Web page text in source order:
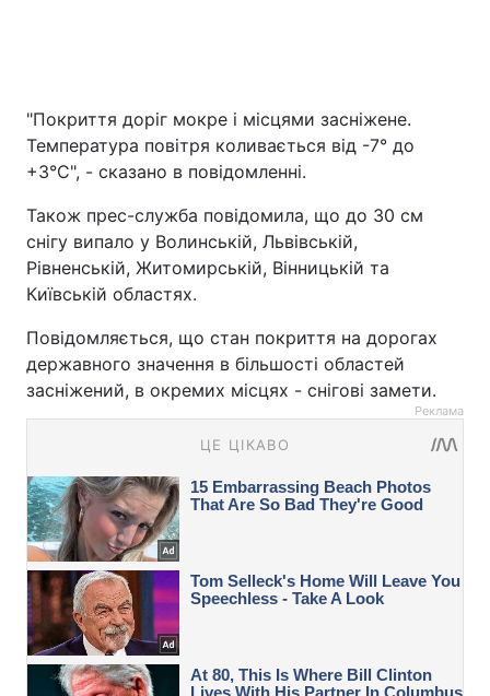
"Покриття доріг мокре і місцями засніжене.
Температура повітря коливається від -7° до
+3°С", - сказано в повідомленні.
Також прес-служба повідомила, що до 30 см
снігу випало у Волинській, Львівській,
Рівненській, Житомирській, Вінницькій та
Київській областях.
Повідомляється, що стан покриття на дорогах
державного значення в більшості областей
засніжений, в окремих місцях - снігові замети.
Реклама